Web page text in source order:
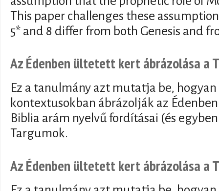
This paper challenges these
5* and 8 differ from both Genesis and
Az Édenben ültetett kert ábrázolása a
Ez a tanulmány azt mutatja be,
kontextusokban ábrázolják az
Biblia arám nyelvű fordításai (és
Targumok.
Az Édenben ültetett kert ábrázolása a